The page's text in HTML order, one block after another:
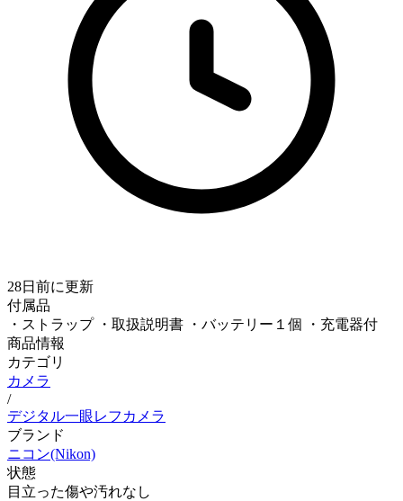
28日前に更新
付属品
・ストラップ ・取扱説明書 ・バッテリー１個 ・充電器付
商品情報
カテゴリ
カメラ
/
デジタル一眼レフカメラ
ブランド
ニコン(Nikon)
状態
目立った傷や汚れなし